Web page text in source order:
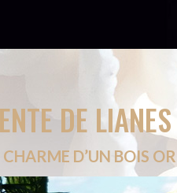
DE LIANES
CHARME D’UN BOIS